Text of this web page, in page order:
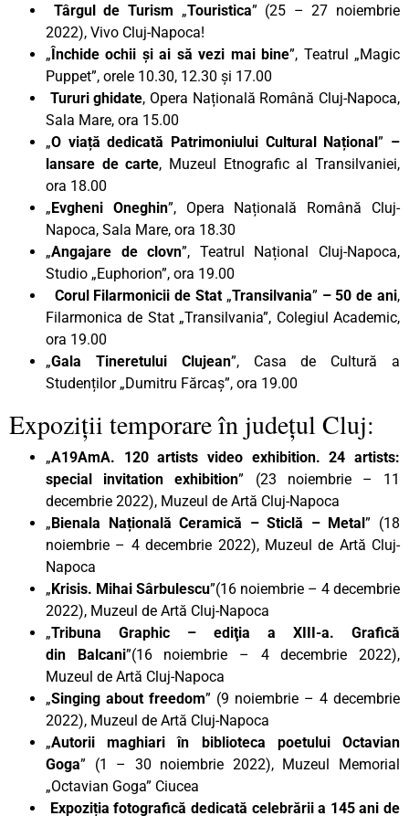
Târgul de Turism „Touristica” (25 – 27 noiembrie
2022), Vivo Cluj-Napoca!
„Închide ochii și ai să vezi mai bine”, Teatrul „Magic
Puppet”, orele 10.30, 12.30 și 17.00
Tururi ghidate, Opera Națională Română Cluj-Napoca,
Sala Mare, ora 15.00
„O viață dedicată Patrimoniului Cultural Național” –
lansare de carte, Muzeul Etnografic al Transilvaniei,
ora 18.00
„Evgheni Oneghin”, Opera Națională Română Cluj-
Napoca, Sala Mare, ora 18.30
„Angajare de clovn”, Teatrul Național Cluj-Napoca,
Studio „Euphorion”, ora 19.00
Corul Filarmonicii de Stat „Transilvania” – 50 de ani,
Filarmonica de Stat „Transilvania”, Colegiul Academic,
ora 19.00
„Gala Tineretului Clujean”, Casa de Cultură a
Studenților „Dumitru Fărcaș”, ora 19.00
Expoziții temporare în județul Cluj:
„A19AmA. 120 artists video exhibition. 24 artists:
special invitation exhibition” (23 noiembrie – 11
decembrie 2022), Muzeul de Artă Cluj-Napoca
„Bienala Națională Ceramică – Sticlă – Metal” (18
noiembrie – 4 decembrie 2022), Muzeul de Artă Cluj-
Napoca
„Krisis. Mihai Sârbulescu”(16 noiembrie – 4 decembrie
2022), Muzeul de Artă Cluj-Napoca
„Tribuna Graphic – ediţia a XIII-a. Grafică
din
Balcani”(16 noiembrie – 4 decembrie 2022),
Muzeul de Artă Cluj-Napoca
„Singing about freedom” (9 noiembrie – 4 decembrie
2022), Muzeul de Artă Cluj-Napoca
„Autorii maghiari în biblioteca poetului Octavian
Goga” (1 – 30 noiembrie 2022), Muzeul Memorial
„Octavian Goga” Ciucea
Expoziția fotografică dedicată celebrării a 145 ani de